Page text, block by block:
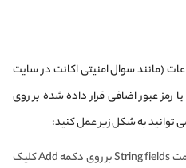
(مانند سوال امنیتی اکانت در سایت
رمز عبور اضافی قرار داده شده بر روی
به شکل زیر عمل کنید:
1- در سربرگ Advanced و در قسمت String fields بر روی دکمه Add کلیک